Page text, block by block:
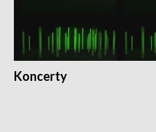
Koncerty